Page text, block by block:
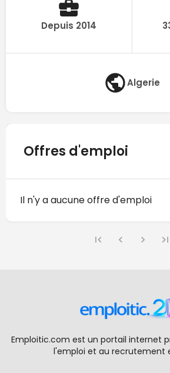
Depuis 2014
Algerie
Offres d'emploi
Il n'y a aucune offre d'emploi
Emploitic.com est un portail internet
l'emploi et au recrutement